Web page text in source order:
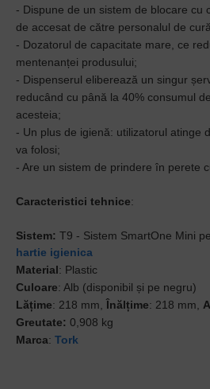
- Dispune de un sistem de blocare cu
de accesat de către personalul de
- Dozatorul de capacitate mare, ce
mentenanței produsului;
- Dispenserul eliberează un singur
reducând cu până la 40% consumul
acesteia;
- Un plus de igienă: utilizatorul atinge
va folosi;
- Are un sistem de prindere în perete
Caracteristici tehnice:
Sistem: T9 - Sistem SmartOne Mini
hartie igienica
Material: Plastic
Culoare: Alb (disponibil și pe negru)
Lățime: 218 mm, Înălțime: 218 mm,
Greutate: 0,908 kg
Marca: Tork